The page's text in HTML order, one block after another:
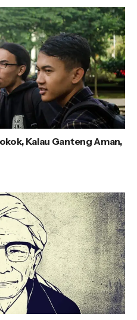
Kalau Ganteng Aman,